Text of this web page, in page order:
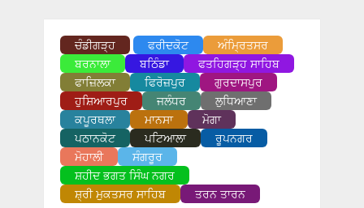
ਚੰਡੀਗੜ੍ਹ ਫਰੀਦਕੋਟ
ਅੰਮ੍ਰਿਤਸਰ
ਬਰਨਾਲਾ
ਬਠਿੰਡਾ
ਫਤਹਿਗੜ੍ਹ ਸਾਹਿਬ
ਫਾਜ਼ਿਲਕਾ
ਫਿਰੋਜ਼ਪੁਰ
ਗੁਰਦਾਸਪੁਰ
ਹੁਸ਼ਿਆਰਪੁਰ
ਜਲੰਧਰ
ਲੁਧਿਆਣਾ
ਕਪੂਰਥਲਾ
ਮਾਨਸਾ
ਮੋਗਾ
ਪਠਾਨਕੋਟ
ਪਟਿਆਲਾ
ਰੂਪਨਗਰ
ਮੋਹਾਲੀ
ਸੰਗਰੂਰ
ਸ਼ਹੀਦ ਭਗਤ ਸਿੰਘ ਨਗਰ
ਸ਼੍ਰੀ ਮੁਕਤਸਰ ਸਾਹਿਬ
ਤਰਨ ਤਾਰਨ